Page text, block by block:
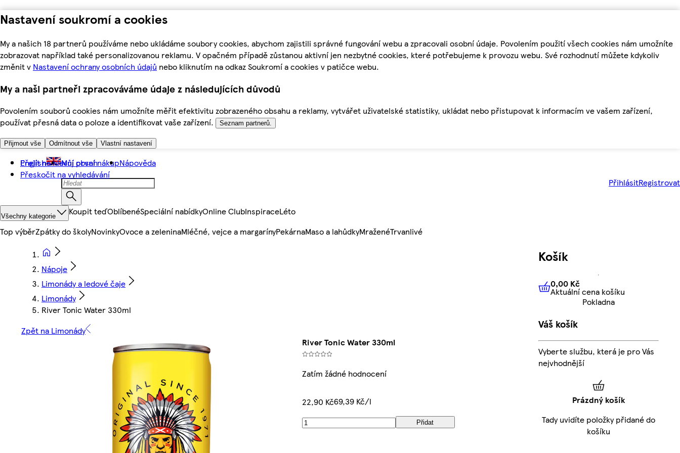
Nastavení soukromí a cookies
My a našich 18 partnerů používáme nebo ukládáme soubory cookies, abychom zajistili správné fungování webu a zpracovali osobní údaje. Povolením použití všech cookies nám umožníte
zobrazovat například také personalizovanou reklamu. V opačném případě zůstanou aktivní jen nezbytné cookies, které potřebujeme k provozu webu. Své rozhodnutí můžete kdykoliv
změnit v Nastavení ochrany osobních údajů nebo kliknutím na odkaz Soukromí a cookies v patičce webu.
My a naši partneři zpracováváme údaje z následujících důvodů
Povolením souborů cookies nám umožníte měřit efektivitu zobrazeného obsahu a reklamy, vytvářet uživatelské statistiky, ukládat nebo přistupovat k informacím ve vašem zařízení,
používat přesná data o poloze a identifikovat vaše zařízení.
Seznam partnerů.
Přijmout vše Odmítnout vše Vlastní nastavení
Přejít na hlavní obsah
Přeskočit na vyhledávání
English Můj první nákupNápověda
PřihlásitRegistrovat
Všechny kategorie Koupit teďOblíbenéSpeciální nabídkyOnline ClubInspiraceLéto
Top výběrZpátky do školyNovinkyOvoce a zeleninaMléčné, vejce a margarínyPekárnaMaso a lahůdkyMraženéTrvanlivé
Nápoje
Limonády a ledové čaje
Limonády
River Tonic Water 330ml
Zpět na Limonády
River Tonic Water 330ml
Zatím žádné hodnocení
22,90 Kč69,39 Kč/l
Přidat
Košík
0,00 KčAktuální cena košíku
0,00 Kč
Aktuální cena košíku
Pokladna
Váš košík
Vyberte službu, která je pro Vás
nejvhodnější
Prázdný košík
Tady uvidíte položky přidané do
košíku